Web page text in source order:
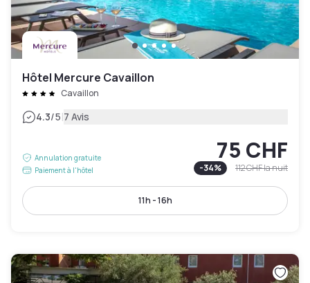
Hôtel Mercure Cavaillon
Cavaillon
4.3/5|7 Avis
Annulation gratuite
Paiement à l'hôtel
75 CHF
-34% 112 CHFla nuit
11h - 16h